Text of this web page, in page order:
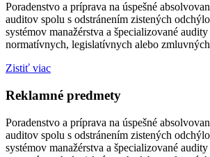
Poradenstvo a príprava na úspešné
auditov spolu s odstránením zistených
systémov manažérstva a špecializované
normatívnych, legislatívnych alebo
Zistiť viac
Reklamné predmety
Poradenstvo a príprava na úspešné
auditov spolu s odstránením zistených
systémov manažérstva a špecializované